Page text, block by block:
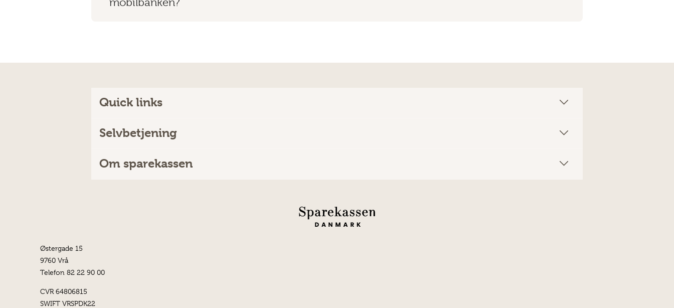
Quick links
Selvbetjening
Om sparekassen
Østergade 15
9760 Vrå
Telefon 82 22 90 00
CVR 64806815
SWIFT VRSPDK22